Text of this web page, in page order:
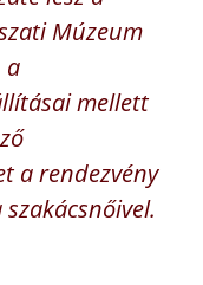
Múzeum
a
mellett
a rendezvény